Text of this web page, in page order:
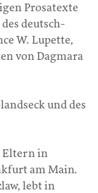
Prosatexte
deutsch-
W. Lupette,
von Dagmara
und des
Eltern in
am Main.
lebt in